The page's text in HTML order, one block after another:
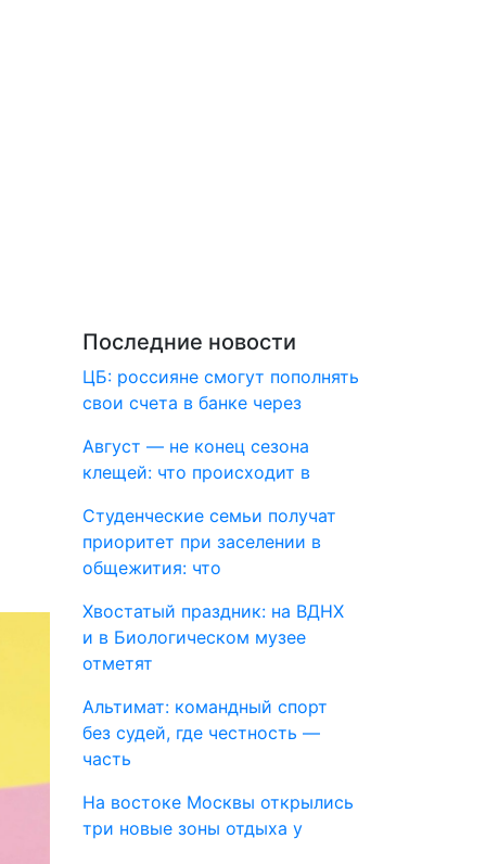
Последние новости
ЦБ: россияне смогут пополнять
свои счета в банке через
Август — не конец сезона
клещей: что происходит в
Студенческие семьи получат
приоритет при заселении в
общежития: что
Хвостатый праздник: на ВДНХ
и в Биологическом музее
отметят
Альтимат: командный спорт
без судей, где честность —
часть
На востоке Москвы открылись
три новые зоны отдыха у